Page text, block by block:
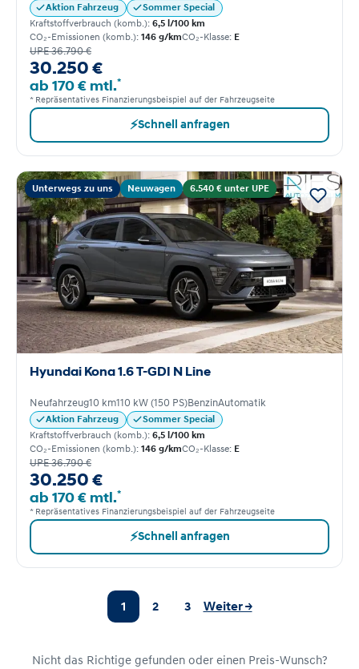
Aktion Fahrzeug
Sommer Special
Kraftstoffverbrauch (komb.): 6,5 l/100 km
CO₂-Emissionen (komb.): 146 g/kmCO₂-Klasse: E
UPE 36.790 €
30.250 €
ab 170 € mtl.*
* Repräsentatives Finanzierungsbeispiel auf der Fahrzeugseite
⚡Schnell anfragen
Unterwegs zu uns Neuwagen 6.540 € unter UPE
Hyundai Kona 1.6 T-GDI N Line
Neufahrzeug10 km110 kW (150 PS)BenzinAutomatik
Aktion Fahrzeug
Sommer Special
Kraftstoffverbrauch (komb.): 6,5 l/100 km
CO₂-Emissionen (komb.): 146 g/kmCO₂-Klasse: E
UPE 36.790 €
30.250 €
ab 170 € mtl.*
* Repräsentatives Finanzierungsbeispiel auf der Fahrzeugseite
⚡Schnell anfragen
1 2 3 Weiter →
Nicht das Richtige gefunden oder einen Preis-Wunsch?